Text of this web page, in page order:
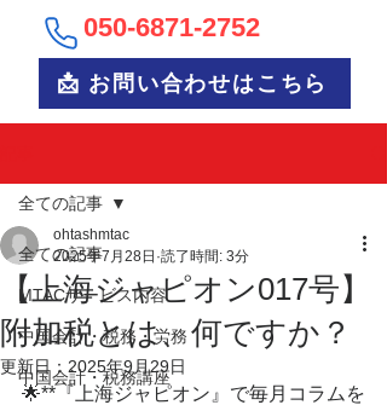
050-6871-2752
📩 お問い合わせはこちら
全ての記事
MTACサービス内容
中国会計・税務・労務
中国会計・税務講座
全ての記事
【上海ジャピオン017号】
附加税とは、何ですか？
ohtashmtac
2025年7月28日 読了時間: 3分
更新日： 2025年9月29日
🌟**『上海ジャピオン』で毎月コラムを